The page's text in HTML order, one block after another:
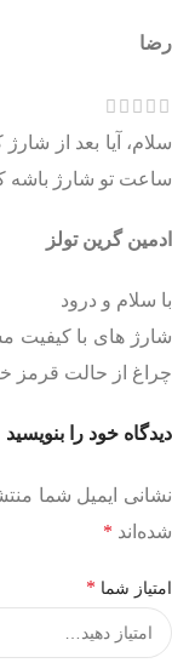
رضا
ساعت تو شارژ باشه
ادمین گرین تولز
با سلام و درود
شارژ های با کیفیت
چراغ از حالت قرمز
دیدگاه خود را بنویسید
نشانی ایمیل شما
شده‌اند *
امتیاز شما *